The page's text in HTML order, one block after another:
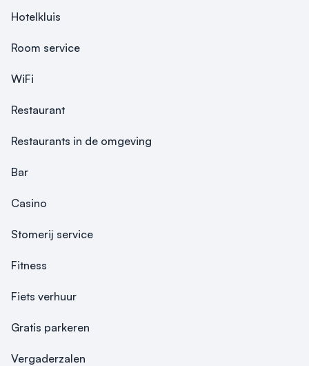
Hotelkluis
Room service
WiFi
Restaurant
Restaurants in de omgeving
Bar
Casino
Stomerij service
Fitness
Fiets verhuur
Gratis parkeren
Vergaderzalen